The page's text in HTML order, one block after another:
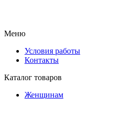
Меню
Условия работы
Контакты
Каталог товаров
Женщинам